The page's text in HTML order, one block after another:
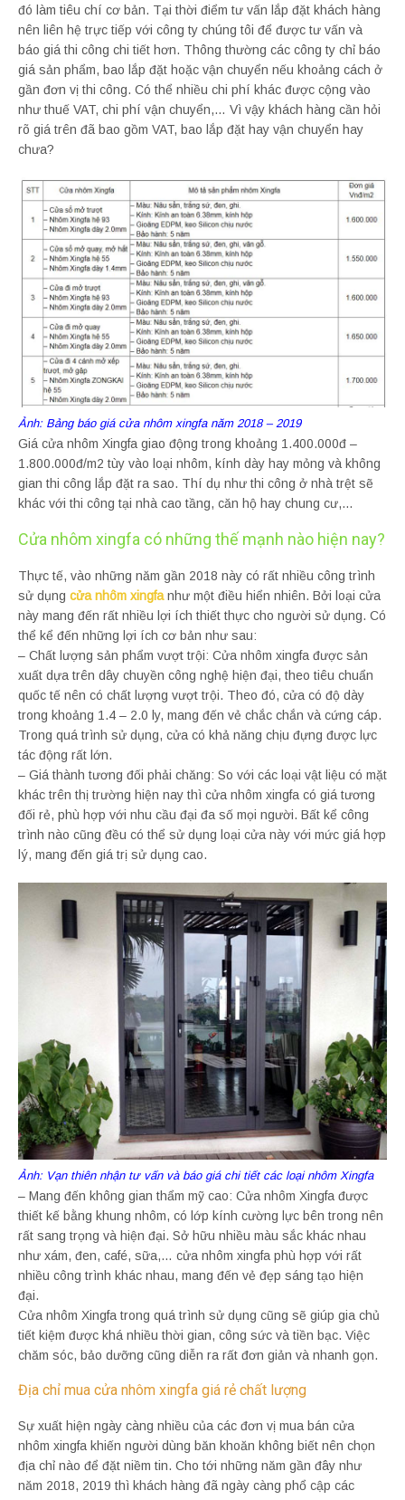
đó làm tiêu chí cơ bản. Tại thời điểm tư vấn lắp đặt khách hàng
nên liên hệ trực tiếp với công ty chúng tôi để được tư vấn và
báo giá thi công chi tiết hơn. Thông thường các công ty chỉ báo
giá sản phẩm, bao lắp đặt hoặc vận chuyển nếu khoảng cách ở
gần đơn vị thi công. Có thể nhiều chi phí khác được cộng vào
như thuế VAT, chi phí vận chuyển,… Vì vậy khách hàng cần hỏi
rõ giá trên đã bao gồm VAT, bao lắp đặt hay vận chuyển hay
chưa?
Ảnh: Bảng báo giá cửa nhôm xingfa năm 2018 – 2019
Giá cửa nhôm Xingfa giao động trong khoảng 1.400.000đ –
1.800.000đ/m2 tùy vào loại nhôm, kính dày hay mỏng và không
gian thi công lắp đặt ra sao. Thí dụ như thi công ở nhà trệt sẽ
khác với thi công tại nhà cao tầng, căn hộ hay chung cư,…
Cửa nhôm xingfa có những thế mạnh nào hiện nay?
Thực tế, vào những năm gần 2018 này có rất nhiều công trình
sử dụng cửa nhôm xingfa như một điều hiển nhiên. Bởi loại cửa
này mang đến rất nhiều lợi ích thiết thực cho người sử dụng. Có
thể kể đến những lợi ích cơ bản như sau:
– Chất lượng sản phẩm vượt trội: Cửa nhôm xingfa được sản
xuất dựa trên dây chuyền công nghệ hiện đại, theo tiêu chuẩn
quốc tế nên có chất lượng vượt trội. Theo đó, cửa có độ dày
trong khoảng 1.4 – 2.0 ly, mang đến vẻ chắc chắn và cứng cáp.
Trong quá trình sử dụng, cửa có khả năng chịu đựng được lực
tác động rất lớn.
– Giá thành tương đối phải chăng: So với các loại vật liệu có mặt
khác trên thị trường hiện nay thì cửa nhôm xingfa có giá tương
đối rẻ, phù hợp với nhu cầu đại đa số mọi người. Bất kể công
trình nào cũng đều có thể sử dụng loại cửa này với mức giá hợp
lý, mang đến giá trị sử dụng cao.
Ảnh: Vạn thiên nhận tư vấn và báo giá chi tiết các loại nhôm Xingfa
– Mang đến không gian thẩm mỹ cao: Cửa nhôm Xingfa được
thiết kế bằng khung nhôm, có lớp kính cường lực bên trong nên
rất sang trọng và hiện đại. Sở hữu nhiều màu sắc khác nhau
như xám, đen, café, sữa,… cửa nhôm xingfa phù hợp với rất
nhiều công trình khác nhau, mang đến vẻ đẹp sáng tạo hiện
đại.
Cửa nhôm Xingfa trong quá trình sử dụng cũng sẽ giúp gia chủ
tiết kiệm được khá nhiều thời gian, công sức và tiền bạc. Việc
chăm sóc, bảo dưỡng cũng diễn ra rất đơn giản và nhanh gọn.
Địa chỉ mua cửa nhôm xingfa giá rẻ chất lượng
Sự xuất hiện ngày càng nhiều của các đơn vị mua bán cửa
nhôm xingfa khiến người dùng băn khoăn không biết nên chọn
địa chỉ nào để đặt niềm tin. Cho tới những năm gần đây như
năm 2018, 2019 thì khách hàng đã ngày càng phổ cập các